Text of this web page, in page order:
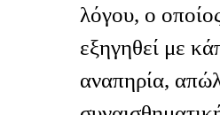
λόγου, ο
εξηγηθεί με
αναπηρία,